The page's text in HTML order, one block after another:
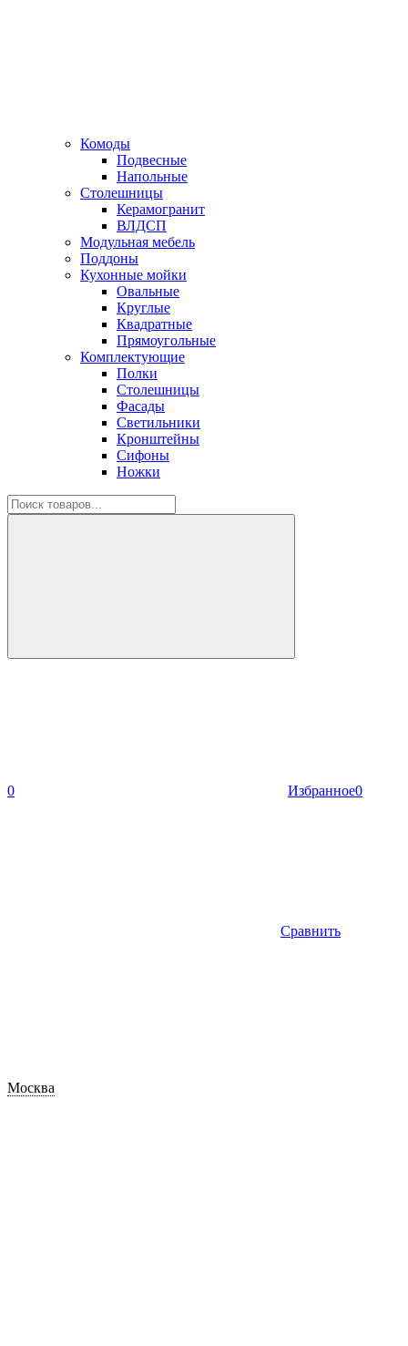
Комоды
Подвесные
Напольные
Столешницы
Керамогранит
ВЛДСП
Модульная мебель
Поддоны
Кухонные мойки
Овальные
Круглые
Квадратные
Прямоугольные
Комплектующие
Полки
Столешницы
Фасады
Светильники
Кронштейны
Сифоны
Ножки
0 Избранное0
Сравнить
Москва